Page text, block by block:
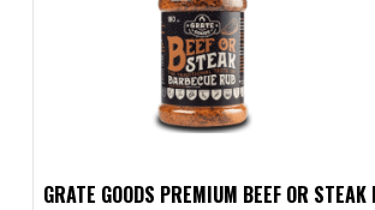
GRATE GOODS PREMIUM BEEF OR STEAK